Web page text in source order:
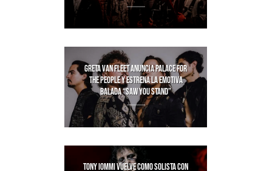
GRETA VAN FLEET ANUNCIA PALACE FOR
THE PEOPLE Y ESTRENA LA EMOTIVA
BALADA “SAW YOU STAND”
TONY IOMMI VUELVE COMO SOLISTA CON